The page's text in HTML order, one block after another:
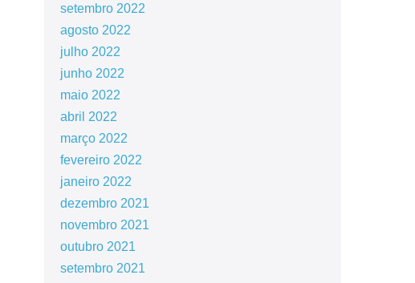
setembro 2022
agosto 2022
julho 2022
junho 2022
maio 2022
abril 2022
março 2022
fevereiro 2022
janeiro 2022
dezembro 2021
novembro 2021
outubro 2021
setembro 2021